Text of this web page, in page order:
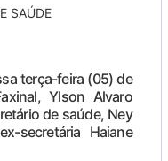
SAÚDE
terça-feira (05) de
Ylson Alvaro
de saúde, Ney
secretária Haiane